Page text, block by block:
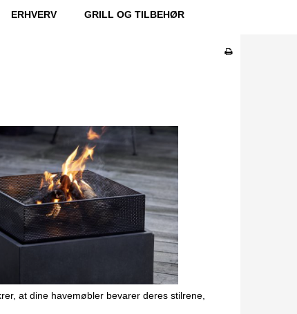
ERHVERV GRILL OG TILBEHØR
at dine havemøbler bevarer deres stilrene,